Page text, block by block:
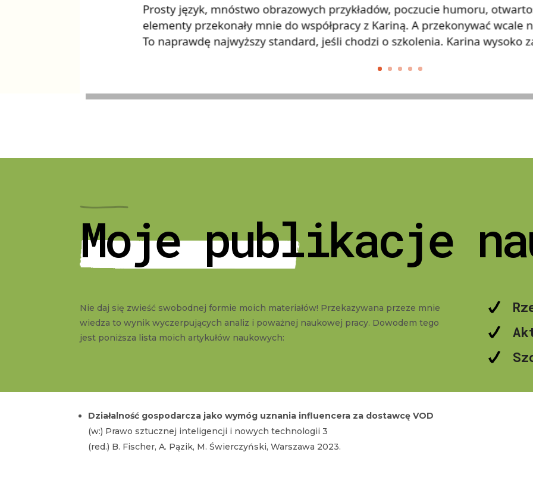
Moje publikacje
Nie daj się zwieść swobodnej formie moich materiałów! Przekazywana przeze mnie
wiedza to wynik wyczerpujących analiz i poważnej naukowej pracy. Dowodem tego
jest poniższa lista moich artykułów naukowych:
Działalność gospodarcza jako wymóg uznania influencera za dostawcę VOD
(w:) Prawo sztucznej inteligencji i nowych technologii 3
(red.) B. Fischer, A. Pązik, M. Świerczyński,Warszawa 2023.